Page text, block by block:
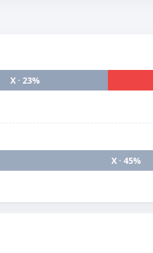
X · 23%
X · 45%